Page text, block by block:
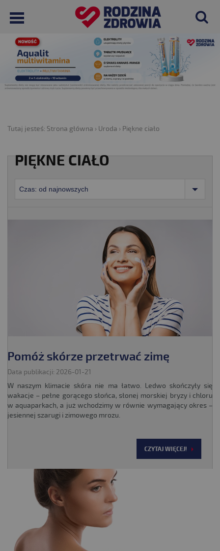
Tutaj jesteś: Strona główna › Uroda › Piękne ciało
PIĘKNE CIAŁO
Czas: od najnowszych
Pomóż skórze przetrwać zimę
Data publikacji: 2026-01-21
W naszym klimacie skóra nie ma łatwo. Ledwo skończyły się
wakacje – pełne gorącego słońca, słonej morskiej bryzy i chloru
w aquaparkach, a już wchodzimy w równie wymagający okres –
jesiennej szarugi i zimowego mrozu.
CZYTAJ WIĘCEJ!